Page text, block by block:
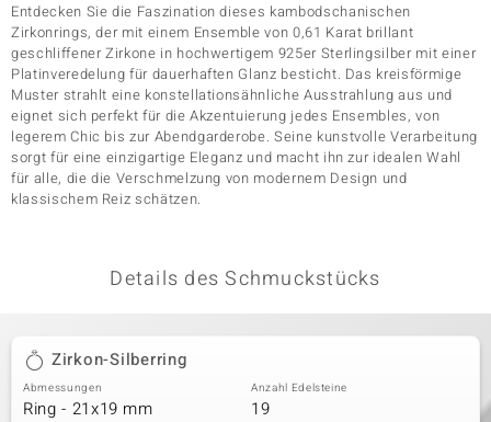
Entdecken Sie die Faszination dieses kambodschanischen
Zirkonrings, der mit einem Ensemble von 0,61 Karat brillant
geschliffener Zirkone in hochwertigem 925er Sterlingsilber mit einer
Platinveredelung für dauerhaften Glanz besticht. Das kreisförmige
Muster strahlt eine konstellationsähnliche Ausstrahlung aus und
eignet sich perfekt für die Akzentuierung jedes Ensembles, von
legerem Chic bis zur Abendgarderobe. Seine kunstvolle Verarbeitung
sorgt für eine einzigartige Eleganz und macht ihn zur idealen Wahl
für alle, die die Verschmelzung von modernem Design und
klassischem Reiz schätzen.
Details des Schmuckstücks
Zirkon-Silberring
Abmessungen
Ring - 21x19 mm
Anzahl Edelsteine
19